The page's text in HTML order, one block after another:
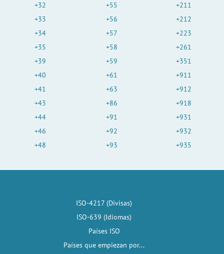
+32
+33
+34
+35
+39
+40
+41
+43
+44
+46
+48
+55
+56
+57
+58
+59
+61
+63
+86
+91
+92
+93
+211
+212
+223
+261
+351
+911
+912
+918
+931
+932
+935
ISO-4217 (Divisas)
ISO-639 (Idiomas)
Países ISO
Países que empiezan por...